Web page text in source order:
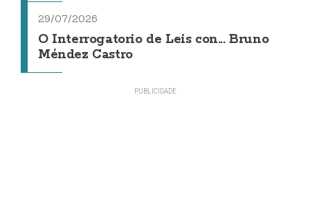
29/07/2026
O Interrogatorio de Leis con... Bruno
Méndez Castro